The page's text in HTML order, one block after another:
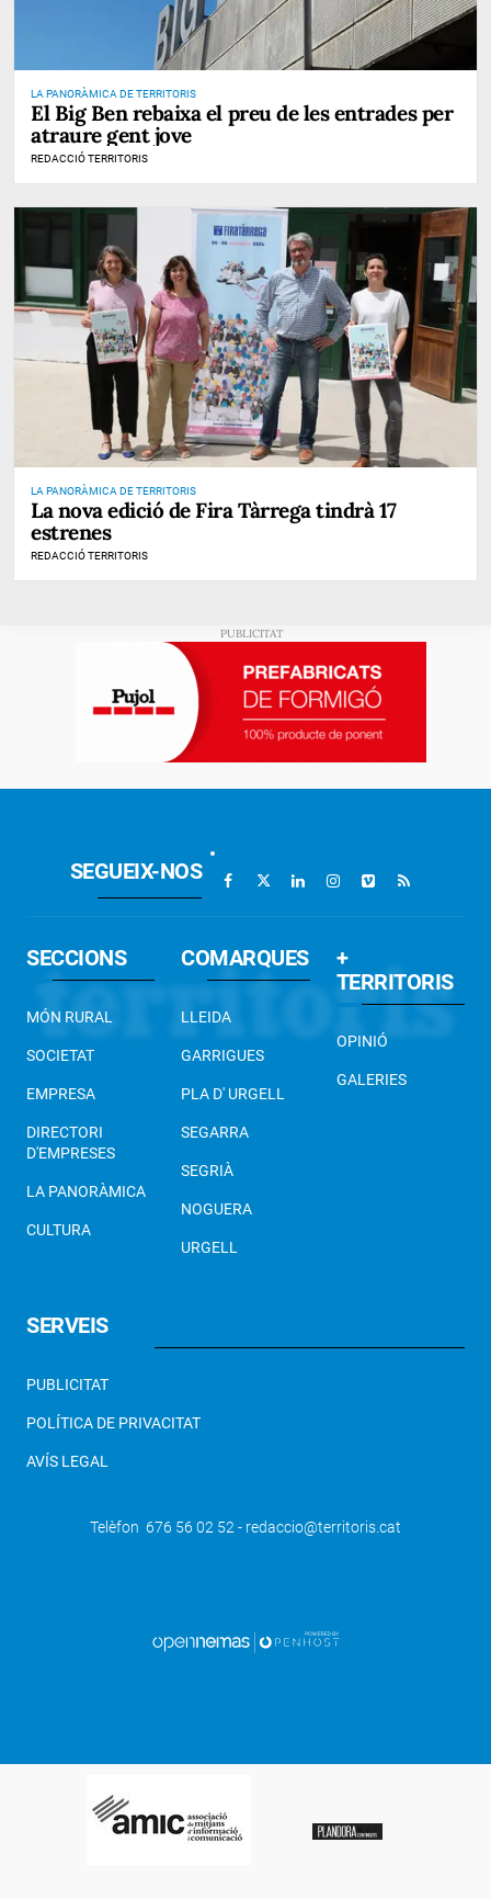
LA PANORÀMICA DE TERRITORIS
El Big Ben rebaixa el preu de les entrades per
atraure gent jove
REDACCIÓ TERRITORIS
LA PANORÀMICA DE TERRITORIS
La nova edició de Fira Tàrrega tindrà 17
estrenes
REDACCIÓ TERRITORIS
SEGUEIX-NOS
SECCIONS
MÓN RURAL
SOCIETAT
EMPRESA
DIRECTORI
D'EMPRESES
LA PANORÀMICA
CULTURA
COMARQUES
LLEIDA
GARRIGUES
PLA D' URGELL
SEGARRA
SEGRIÀ
NOGUERA
URGELL
+
TERRITORIS
OPINIÓ
GALERIES
SERVEIS
PUBLICITAT
POLÍTICA DE PRIVACITAT
AVÍS LEGAL
Telèfon 676 56 02 52 - redaccio@territoris.cat